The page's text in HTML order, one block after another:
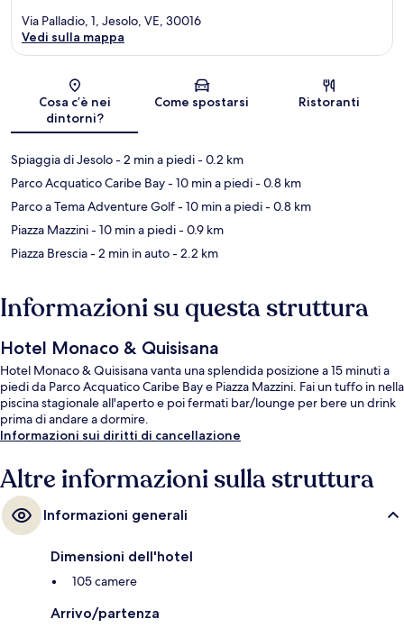
Mappa
Via Palladio, 1, Jesolo, VE, 30016
Vedi sulla mappa
Cosa c’è nei
dintorni?
Come spostarsi Ristoranti
Spiaggia di Jesolo- 2 min a piedi- 0.2 km
Parco Acquatico Caribe Bay- 10 min a piedi- 0.8 km
Parco a Tema Adventure Golf- 10 min a piedi- 0.8 km
Piazza Mazzini- 10 min a piedi- 0.9 km
Piazza Brescia- 2 min in auto- 2.2 km
Informazioni su questa struttura
Hotel Monaco & Quisisana
Hotel Monaco & Quisisana vanta una splendida posizione a 15 minuti a
piedi da Parco Acquatico Caribe Bay e Piazza Mazzini. Fai un tuffo in nella
piscina stagionale all'aperto e poi fermati bar/lounge per bere un drink
prima di andare a dormire.
Informazioni sui diritti di cancellazione
Altre informazioni sulla struttura
Informazioni generali
Dimensioni dell'hotel
105 camere
Arrivo/partenza